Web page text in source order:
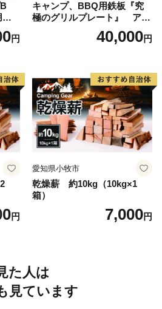
B
品
円
キャンプ、BBQ用鉄板『究
極のグリルプレート』 アウ
トドア用品 レジャー キャン
プ バーベキュー BBQ 鉄板
40,000円
円
愛知県小牧市
乾燥薪 約10kg（10kg×1
箱）
7,000円
た人は
見ています